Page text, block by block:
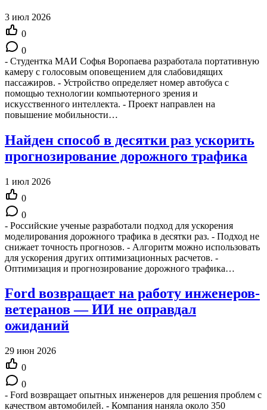
3 июл 2026
0
0
- Студентка МАИ Софья Воропаева разработала портативную
камеру с голосовым оповещением для слабовидящих
пассажиров. - Устройство определяет номер автобуса с
помощью технологии компьютерного зрения и
искусственного интеллекта. - Проект направлен на
повышение мобильности…
Найден способ в десятки раз ускорить
прогнозирование дорожного трафика
1 июл 2026
0
0
- Российские ученые разработали подход для ускорения
моделирования дорожного трафика в десятки раз. - Подход не
снижает точность прогнозов. - Алгоритм можно использовать
для ускорения других оптимизационных расчетов. -
Оптимизация и прогнозирование дорожного трафика…
Ford возвращает на работу инженеров-
ветеранов — ИИ не оправдал
ожиданий
29 июн 2026
0
0
- Ford возвращает опытных инженеров для решения проблем с
качеством автомобилей. - Компания наняла около 350